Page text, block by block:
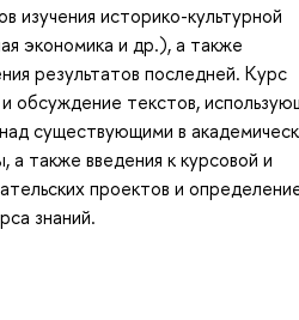
изучения историко-культурной
экономика и др.), а также
результатов последней. Курс
обсуждение текстов,
существующими в
также введения к курсовой и
проектов и
знаний.